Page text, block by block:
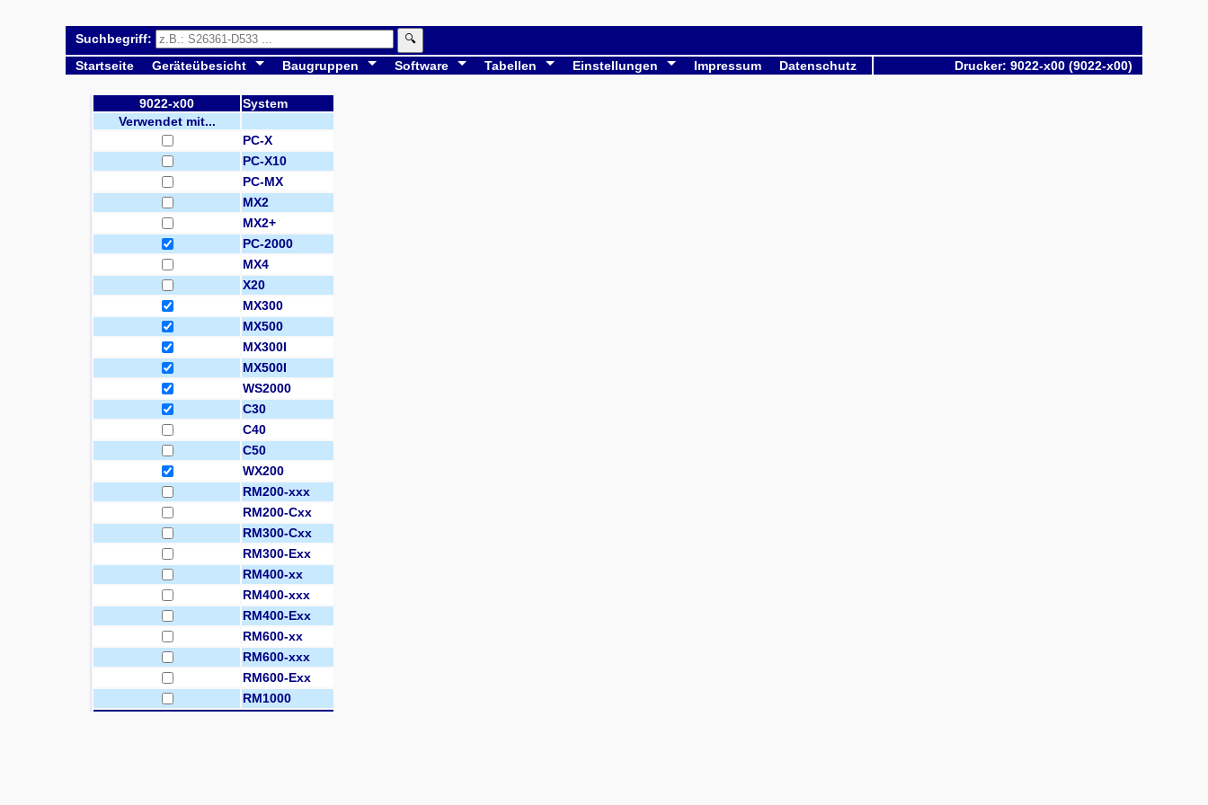
Suchbegriff: 🔍
Startseite Geräteübesicht Baugruppen Software Tabellen Einstellungen Impressum Datenschutz Drucker: 9022-x00 (9022-x00)
9022-x00
System
Verwendet mit...
PC-X
PC-X10
PC-MX
MX2
MX2+
PC-2000
MX4
X20
MX300
MX500
MX300I
MX500I
WS2000
C30
C40
C50
WX200
RM200-xxx
RM200-Cxx
RM300-Cxx
RM300-Exx
RM400-xx
RM400-xxx
RM400-Exx
RM600-xx
RM600-xxx
RM600-Exx
RM1000